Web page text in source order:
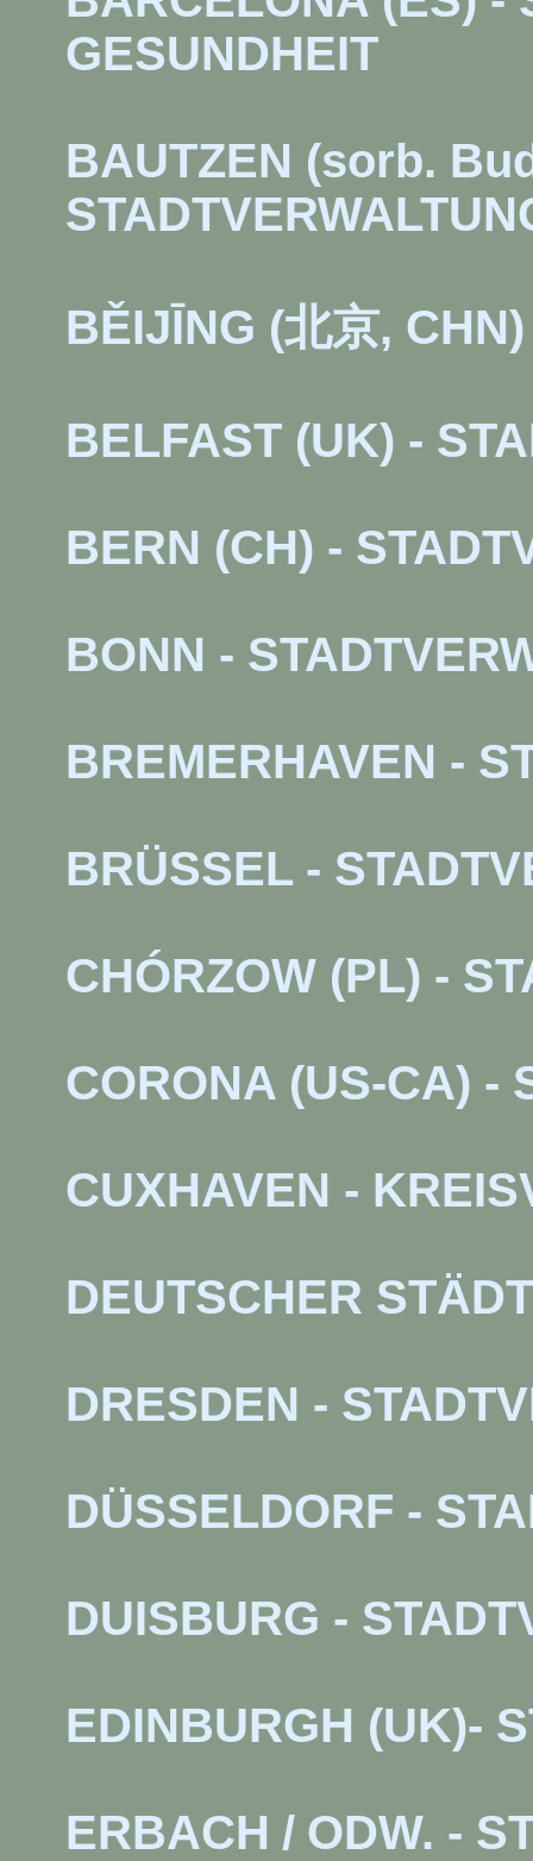
GESUNDHEIT
BAUTZEN (sorb.
BĚIJĪNG (北京,
BELFAST (UK) -
BERN (CH) -
BONN -
BREMERHAVEN -
BRÜSSEL -
CHÓRZOW (PL) -
CORONA (US-CA) -
CUXHAVEN -
DEUTSCHER
DRESDEN -
DÜSSELDORF -
DUISBURG -
EDINBURGH (UK)-
ERBACH / ODW. -